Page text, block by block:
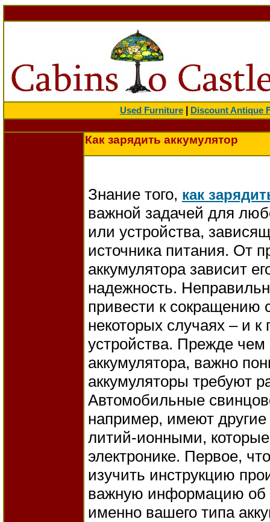
Used Furniture Discount Antique
Как зарядить аккумулятор
Знание того, как
важной задачей для
или устройства,
источника питания. От
аккумулятора зависит
надежность.
привести к сокращению
некоторых случаях – и
устройства. Прежде чем
аккумулятора, важно
аккумуляторы требуют
Автомобильные
например, имеют
литий-ионными,
электронике. Первое,
изучить инструкцию
важную информацию об
именно вашего типа